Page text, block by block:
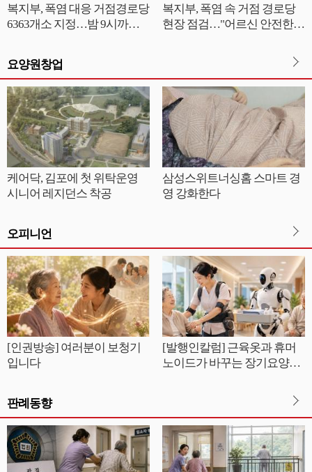
복지부, 폭염 대응 거점경로당
6363개소 지정…밤 9시까지
복지부, 폭염 속 거점 경로당
현장 점검…"어르신 안전한
요양원창업
케어닥, 김포에 첫 위탁운영
시니어 레지던스 착공
삼성스위트너싱홈 스마트 경
영 강화한다
오피니언
[인권방송] 여러분이 보청기
입니다
[발행인칼럼] 근육옷과 휴머
노이드가 바꾸는 장기요양의
판례동향